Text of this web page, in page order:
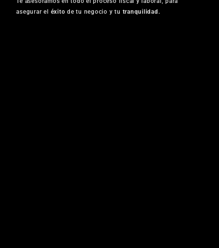
asegurar el éxito de tu negocio y tu tranquilidad.